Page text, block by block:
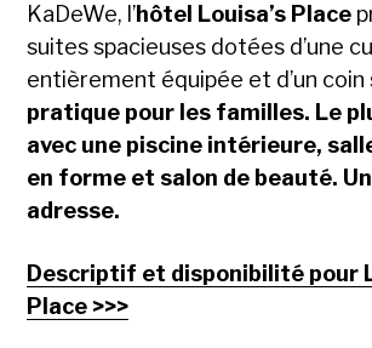
KaDeWe, l’hôtel Louisa’s Place
suites spacieuses dotées d’une
entièrement équipée et d’un coin
pratique pour les familles. Le
avec une piscine intérieure,
en forme et salon de beauté.
adresse.
Descriptif et disponibilité pour
Place >>>